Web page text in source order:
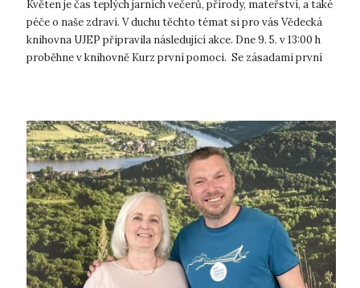
Květen je čas teplých jarních večerů, přírody, mateřství, a také
péče o naše zdraví. V duchu těchto témat si pro vás Vědecká
knihovna UJEP připravila následující akce. Dne 9. 5. v 13:00 h
proběhne v knihovně Kurz první pomoci. Se zásadami první